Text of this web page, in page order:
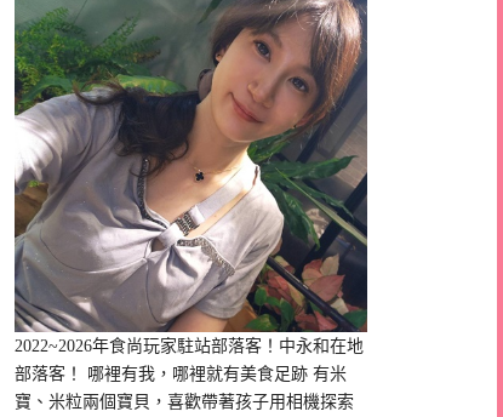
2022~2026年食尚玩家駐站部落客！中永和在地
部落客！ 哪裡有我，哪裡就有美食足跡 有米
寶、米粒兩個寶貝，喜歡帶著孩子用相機探索